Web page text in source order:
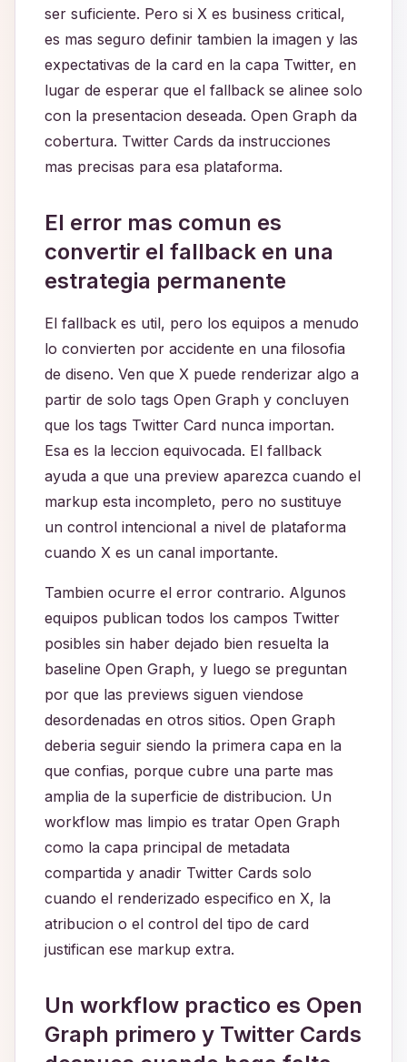
ser suficiente. Pero si X es business critical,
es mas seguro definir tambien la imagen y las
expectativas de la card en la capa Twitter, en
lugar de esperar que el fallback se alinee solo
con la presentacion deseada. Open Graph da
cobertura. Twitter Cards da instrucciones
mas precisas para esa plataforma.
El error mas comun es
convertir el fallback en una
estrategia permanente
El fallback es util, pero los equipos a menudo
lo convierten por accidente en una filosofia
de diseno. Ven que X puede renderizar algo a
partir de solo tags Open Graph y concluyen
que los tags Twitter Card nunca importan.
Esa es la leccion equivocada. El fallback
ayuda a que una preview aparezca cuando el
markup esta incompleto, pero no sustituye
un control intencional a nivel de plataforma
cuando X es un canal importante.
Tambien ocurre el error contrario. Algunos
equipos publican todos los campos Twitter
posibles sin haber dejado bien resuelta la
baseline Open Graph, y luego se preguntan
por que las previews siguen viendose
desordenadas en otros sitios. Open Graph
deberia seguir siendo la primera capa en la
que confias, porque cubre una parte mas
amplia de la superficie de distribucion. Un
workflow mas limpio es tratar Open Graph
como la capa principal de metadata
compartida y anadir Twitter Cards solo
cuando el renderizado especifico en X, la
atribucion o el control del tipo de card
justifican ese markup extra.
Un workflow practico es Open
Graph primero y Twitter Cards